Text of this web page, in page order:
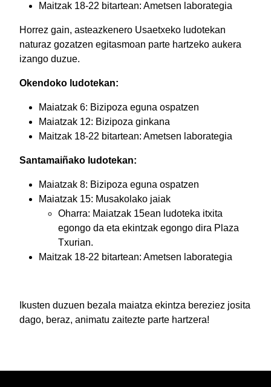
Maitzak 18-22 bitartean: Ametsen laborategia
Horrez gain, asteazkenero Usaetxeko ludotekan
naturaz gozatzen egitasmoan parte hartzeko aukera
izango duzue.
Okendoko ludotekan:
Maiatzak 6: Bizipoza eguna ospatzen
Maiatzak 12: Bizipoza ginkana
Maitzak 18-22 bitartean: Ametsen laborategia
Santamaiñako ludotekan:
Maiatzak 8: Bizipoza eguna ospatzen
Maiatzak 15: Musakolako jaiak
Oharra: Maiatzak 15ean ludoteka itxita
egongo da eta ekintzak egongo dira Plaza
Txurian.
Maitzak 18-22 bitartean: Ametsen laborategia
Ikusten duzuen bezala maiatza ekintza bereziez josita
dago, beraz, animatu zaitezte parte hartzera!